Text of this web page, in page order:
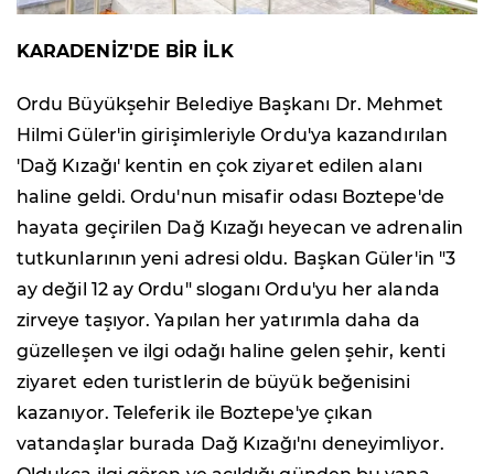
KARADENİZ'DE BİR İLK
Ordu Büyükşehir Belediye Başkanı Dr. Mehmet
Hilmi Güler'in girişimleriyle Ordu'ya kazandırılan
'Dağ Kızağı' kentin en çok ziyaret edilen alanı
haline geldi. Ordu'nun misafir odası Boztepe'de
hayata geçirilen Dağ Kızağı heyecan ve adrenalin
tutkunlarının yeni adresi oldu. Başkan Güler'in "3
ay değil 12 ay Ordu" sloganı Ordu'yu her alanda
zirveye taşıyor. Yapılan her yatırımla daha da
güzelleşen ve ilgi odağı haline gelen şehir, kenti
ziyaret eden turistlerin de büyük beğenisini
kazanıyor. Teleferik ile Boztepe'ye çıkan
vatandaşlar burada Dağ Kızağı'nı deneyimliyor.